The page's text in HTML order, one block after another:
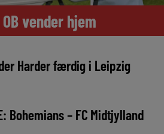
vender hjem
Harder færdig i Leipzig
Bohemians – FC Midtjylland